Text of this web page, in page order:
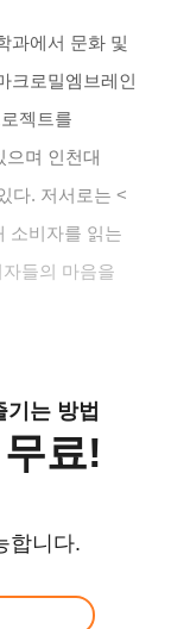
과에서 문화 및
크로밀엠브레인
젝트를
으며 인천대
다. 저서로는 <
소비자를 읽는
자들의 마음을
는 방법
료!
합니다.